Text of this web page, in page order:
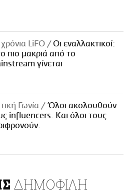
LiFO
Οι εναλλακτικοί:
πιο μακριά από το
γίνεται
Γωνία
Όλοι ακολουθούν
influencers. Και όλοι τους
ΔΗΜΟΦΙΛΗ